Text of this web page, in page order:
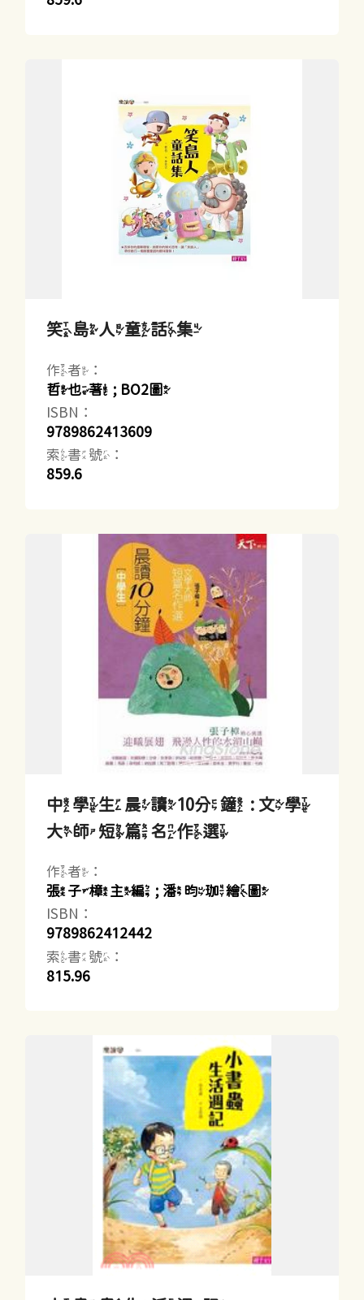
笑島人童話集
作者：
哲也著 ; BO2圖
ISBN：
9789862413609
索書號：
859.6
中學生晨讀10分鐘 : 文學
大師短篇名作選
作者：
張子樟主編 ; 潘昀珈繪圖
ISBN：
9789862412442
索書號：
815.96